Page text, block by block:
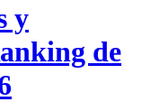
y
de